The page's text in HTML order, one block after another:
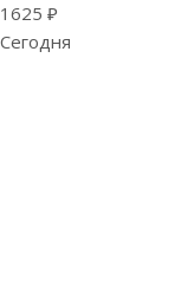
1625 ₽
Сегодня